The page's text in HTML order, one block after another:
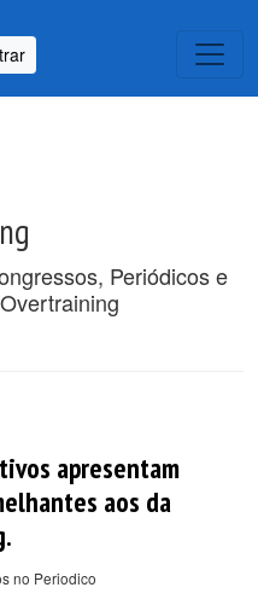
Periódicos e
apresentam
aos da
no Periodico